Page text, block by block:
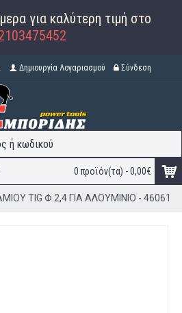
για καλύτερη τιμή στο
Δημιουργία Λογαριασμού Σύνδεση
0 προϊόν(τα) - 0,00€
TIG Φ.2,4 ΓΙΑ ΑΛΟΥΜΙΝΙΟ - 46061